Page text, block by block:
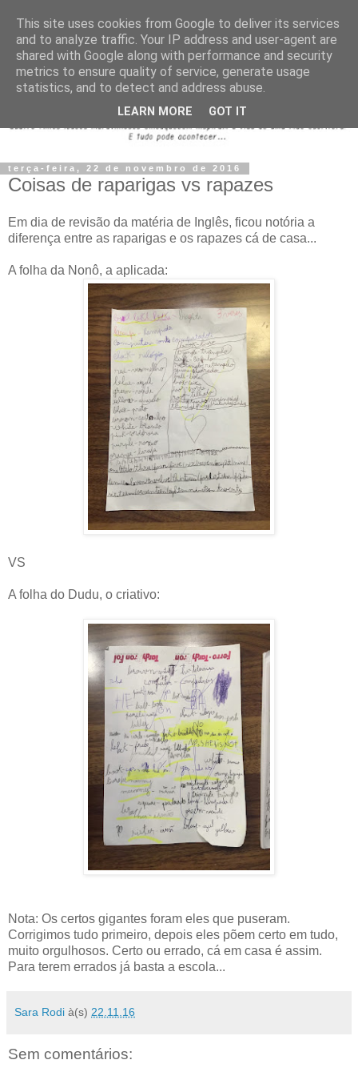
terça-feira, 22 de novembro de 2016
Coisas de raparigas vs rapazes
Em dia de revisão da matéria de Inglês, ficou notória a
diferença entre as raparigas e os rapazes cá de casa...
A folha da Nonô, a aplicada:
VS
A folha do Dudu, o criativo:
Nota: Os certos gigantes foram eles que puseram.
Corrigimos tudo primeiro, depois eles põem certo em tudo,
muito orgulhosos. Certo ou errado, cá em casa é assim.
Para terem errados já basta a escola...
Sara Rodi à(s) 22.11.16
Sem comentários:
This site uses cookies from Google to deliver its services
and to analyze traffic. Your IP address and user-agent are
shared with Google along with performance and security
metrics to ensure quality of service, generate usage
statistics, and to detect and address abuse.
LEARN MORE GOT IT